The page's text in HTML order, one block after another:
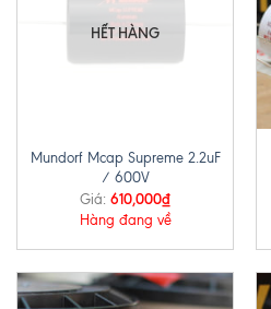
HẾT HÀNG
Mundorf Mcap Supreme 2.2uF
/ 600V
Giá: 610,000₫
Hàng đang về